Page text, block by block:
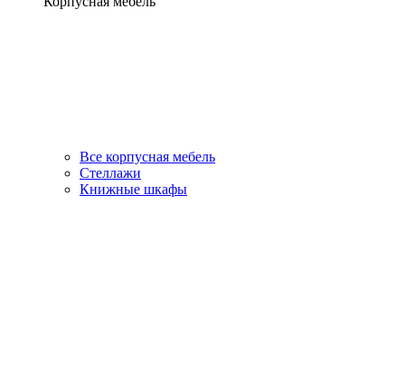
Все корпусная мебель
Стеллажи
Книжные шкафы